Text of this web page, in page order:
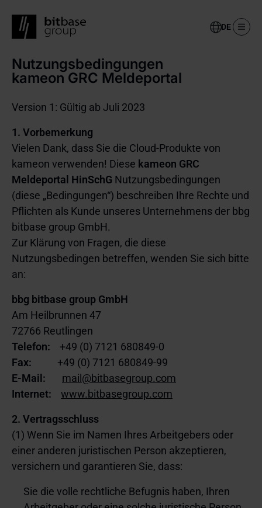
Skip
main
Select
Nutzungsbedingungen
kameon GRC Meldeportal
Version 1: Gültig ab Juli 2023
1. Vorbemerkung
Vielen Dank, dass Sie die Cloud-Produkte von
kameon verwenden! Diese kameon GRC
Meldeportal HinSchG Nutzungsbedingungen
(diese „Bedingungen“) beschreiben Ihre Rechte und
Pflichten als Kunde unseres Unternehmens der bbg
bitbase group GmbH.
Zur Klärung von Fragen, die diese
Nutzungsbedingen betreffen, wenden Sie sich bitte
an:
bbg bitbase group GmbH
Am Heilbrunnen 47
72766 Reutlingen
Telefon:
+49 (0) 7121 680849-0
Fax:
+49 (0) 7121 680849-99
E-Mail:
mail@bitbasegroup.com
Internet:
www.bitbasegroup.com
2. Vertragsschluss
(1) Wenn Sie im Namen Ihres Arbeitgebers oder
einer anderen juristischen Person akzeptieren,
versichern und garantieren Sie, dass:
Sie die volle rechtliche Befugnis haben, Ihren